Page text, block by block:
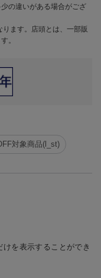
の違いがある場合がござ
ります。店頭とは、一部販
。
対象商品(l_st)
を表示することができ